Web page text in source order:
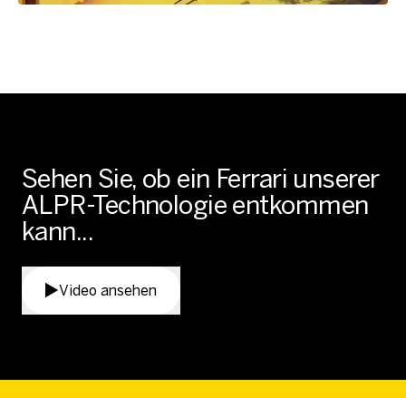
Sehen Sie, ob ein Ferrari unserer
ALPR-Technologie entkommen
kann...
Video ansehen